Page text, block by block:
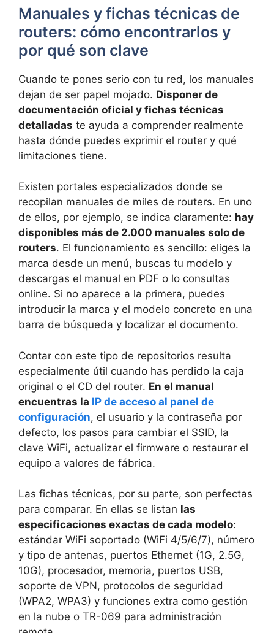
Manuales y fichas técnicas de
routers: cómo encontrarlos y
por qué son clave
Cuando te pones serio con tu red, los manuales
dejan de ser papel mojado. Disponer de
documentación oficial y fichas técnicas
detalladas te ayuda a comprender realmente
hasta dónde puedes exprimir el router y qué
limitaciones tiene.
Existen portales especializados donde se
recopilan manuales de miles de routers. En uno
de ellos, por ejemplo, se indica claramente: hay
disponibles más de 2.000 manuales solo de
routers. El funcionamiento es sencillo: eliges la
marca desde un menú, buscas tu modelo y
descargas el manual en PDF o lo consultas
online. Si no aparece a la primera, puedes
introducir la marca y el modelo concreto en una
barra de búsqueda y localizar el documento.
Contar con este tipo de repositorios resulta
especialmente útil cuando has perdido la caja
original o el CD del router. En el manual
encuentras la IP de acceso al panel de
configuración, el usuario y la contraseña por
defecto, los pasos para cambiar el SSID, la
clave WiFi, actualizar el firmware o restaurar el
equipo a valores de fábrica.
Las fichas técnicas, por su parte, son perfectas
para comparar. En ellas se listan las
especificaciones exactas de cada modelo:
estándar WiFi soportado (WiFi 4/5/6/7), número
y tipo de antenas, puertos Ethernet (1G, 2.5G,
10G), procesador, memoria, puertos USB,
soporte de VPN, protocolos de seguridad
(WPA2, WPA3) y funciones extra como gestión
en la nube o TR-069 para administración